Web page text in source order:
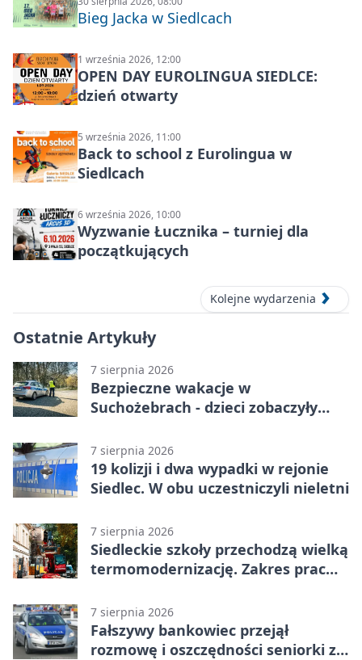
Bieg Jacka w Siedlcach
1 września 2026, 12:00
OPEN DAY EUROLINGUA SIEDLCE:
dzień otwarty
5 września 2026, 11:00
Back to school z Eurolingua w
Siedlcach
6 września 2026, 10:00
Wyzwanie Łucznika – turniej dla
początkujących
Kolejne wydarzenia
Ostatnie Artykuły
7 sierpnia 2026
Bezpieczne wakacje w
Suchożebrach - dzieci zobaczyły
7 sierpnia 2026
19 kolizji i dwa wypadki w rejonie
Siedlec. W obu uczestniczyli nieletni
7 sierpnia 2026
Siedleckie szkoły przechodzą wielką
termomodernizację. Zakres prac
7 sierpnia 2026
Fałszywy bankowiec przejął
rozmowę i oszczędności seniorki z